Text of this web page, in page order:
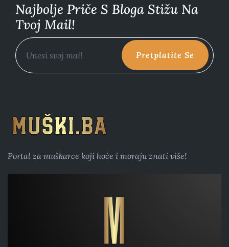
Najbolje Priče S Bloga Stižu Na
Tvoj Mail!
Pretplatite Se
Portal za muškarce koji hoće i moraju znati više!